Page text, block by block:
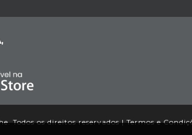
Todos os direitos reservados |Termos e